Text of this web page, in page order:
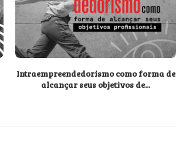
Intraempreendedorismo como forma de
alcançar seus objetivos de...